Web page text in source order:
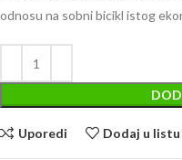
odnosu na sobni bicikl istog
Uporedi Dodaj u listu